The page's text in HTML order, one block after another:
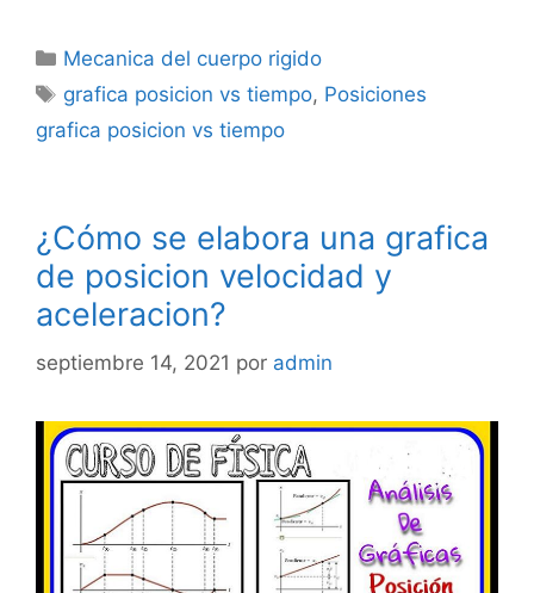
Categorías
Mecanica del cuerpo rigido
Etiquetas
grafica posicion vs tiempo, Posiciones
grafica posicion vs tiempo
¿Cómo se elabora una grafica
de posicion velocidad y
aceleracion?
septiembre 14, 2021 por admin